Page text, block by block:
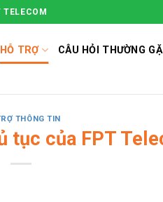
HỖ TRỢ CÂU HỎI THƯỜNG
THÔNG TIN
tục của FPT